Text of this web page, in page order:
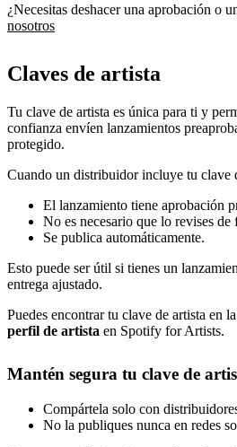
¿Necesitas deshacer una aprobación o
nosotros
Claves de artista
Tu clave de artista es única para ti y
confianza envíen lanzamientos
protegido.
Cuando un distribuidor incluye tu clave
El lanzamiento tiene aprobación
No es necesario que lo revises de
Se publica automáticamente.
Esto puede ser útil si tienes un
entrega ajustado.
Puedes encontrar tu clave de artista en
perfil de artista en Spotify for Artists.
Mantén segura tu clave de
Compártela solo con
No la publiques nunca en redes